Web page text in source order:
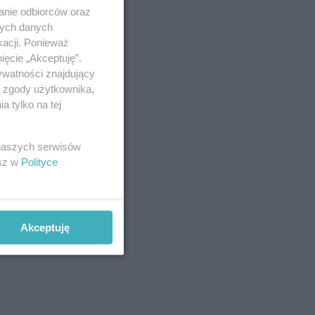
odbiorców oraz
danych
Ponieważ
„Akceptuję”.
znajdujący
użytkownika,
tylko na tej
serwisów
w Polityce
Akceptuję